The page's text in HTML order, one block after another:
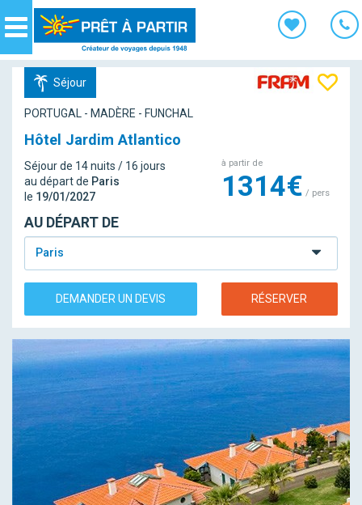
Navigation
Séjour
PORTUGAL - MADÈRE - FUNCHAL
Hôtel Jardim Atlantico
Séjour de 14 nuits / 16 jours
au départ de Paris
le 19/01/2027
à partir de
1314€ / pers
AU DÉPART DE
Paris
DEMANDER UN DEVIS RÉSERVER
Panneau de gestion des cookies